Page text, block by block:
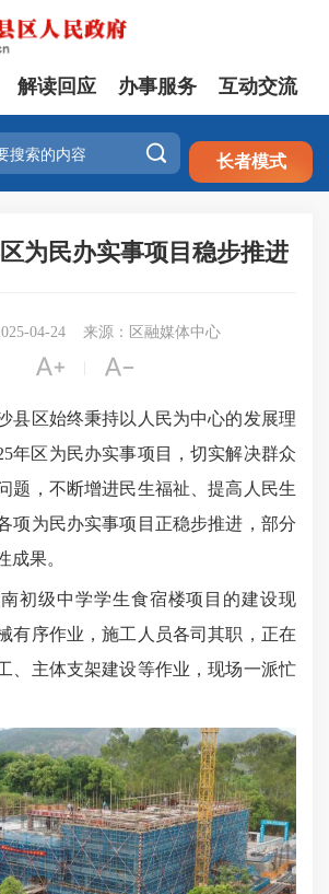
注册 登录
解读回应 办事服务 互动交流
 长者模式
为民办实事项目稳步推进
04-24 来源：区融媒体中心
 
区始终秉持以人民为中心的发展理
年区为民办实事项目，切实解决群众
题，不断增进民生福祉、提高人民生
项为民办实事项目正稳步推进，部分
成果。
级中学学生食宿楼项目的建设现
有序作业，施工人员各司其职，正在
、主体支架建设等作业，现场一派忙